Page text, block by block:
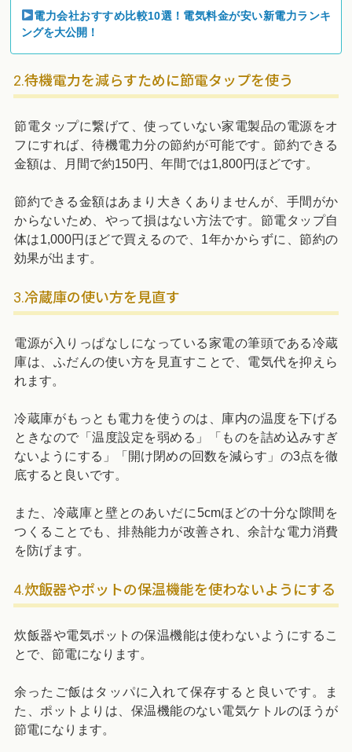
電力会社おすすめ比較10選！電気料金が安い新電力ランキ
ングを大公開！
2.待機電力を減らすために節電タップを使う
節電タップに繋げて、使っていない家電製品の電源をオ
フにすれば、待機電力分の節約が可能です。節約できる
金額は、月間で約150円、年間では1,800円ほどです。
節約できる金額はあまり大きくありませんが、手間がか
からないため、やって損はない方法です。節電タップ自
体は1,000円ほどで買えるので、1年かからずに、節約の
効果が出ます。
3.冷蔵庫の使い方を見直す
電源が入りっぱなしになっている家電の筆頭である冷蔵
庫は、ふだんの使い方を見直すことで、電気代を抑えら
れます。
冷蔵庫がもっとも電力を使うのは、庫内の温度を下げる
ときなので「温度設定を弱める」「ものを詰め込みすぎ
ないようにする」「開け閉めの回数を減らす」の3点を徹
底すると良いです。
また、冷蔵庫と壁とのあいだに5cmほどの十分な隙間を
つくることでも、排熱能力が改善され、余計な電力消費
を防げます。
4.炊飯器やポットの保温機能を使わないようにする
炊飯器や電気ポットの保温機能は使わないようにするこ
とで、節電になります。
余ったご飯はタッパに入れて保存すると良いです。ま
た、ポットよりは、保温機能のない電気ケトルのほうが
節電になります。